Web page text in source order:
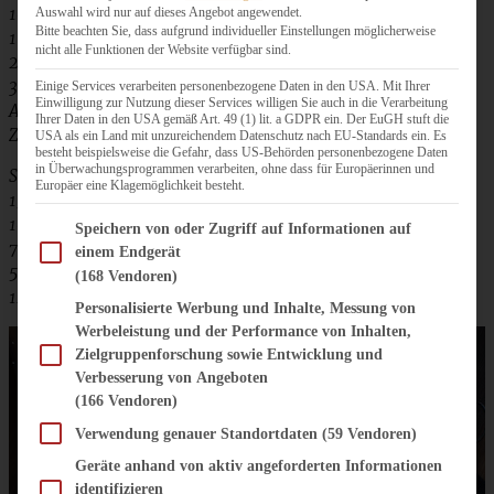
100 g Zucker
1 Päckchen Bourbon-Vanillezucker
2 Eier
3 – 4 große, säuerliche Äpfel
Abrieb einer halben Bio-Zitrone
Zimt
Streusel:
150 g Mehl
100 g Zucker
70 g feine Haferflocken
50 g gehackte Walnüsse
125 g Butter
Auswahl wird nur auf dieses Angebot angewendet.
Bitte beachten Sie, dass aufgrund individueller Einstellungen möglicherweise
nicht alle Funktionen der Website verfügbar sind.
Einige Services verarbeiten personenbezogene Daten in den USA. Mit Ihrer
Einwilligung zur Nutzung dieser Services willigen Sie auch in die Verarbeitung
Ihrer Daten in den USA gemäß Art. 49 (1) lit. a GDPR ein. Der EuGH stuft die
USA als ein Land mit unzureichendem Datenschutz nach EU-Standards ein. Es
besteht beispielsweise die Gefahr, dass US-Behörden personenbezogene Daten
in Überwachungsprogrammen verarbeiten, ohne dass für Europäerinnen und
Europäer eine Klagemöglichkeit besteht.
Im Folgenden finden Sie eine Liste der Zwecke des IAB Transparency and Consent
Speichern von oder Zugriff auf Informationen auf
einem Endgerät
(168 Vendoren)
Personalisierte Werbung und Inhalte, Messung von
Werbeleistung und der Performance von Inhalten,
Zielgruppenforschung sowie Entwicklung und
Verbesserung von Angeboten
(166 Vendoren)
Verwendung genauer Standortdaten (59 Vendoren)
Geräte anhand von aktiv angeforderten Informationen
identifizieren